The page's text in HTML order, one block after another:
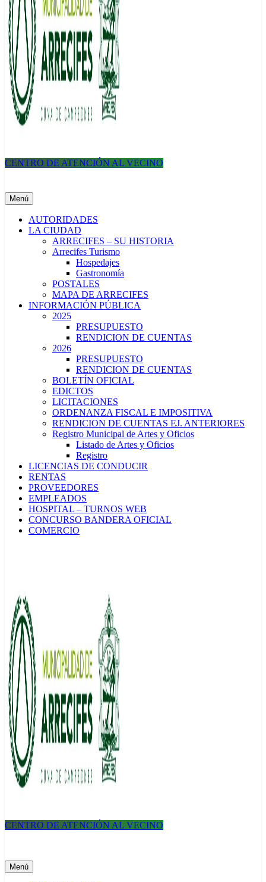
CENTRO DE ATENCIÓN AL VECINO
Menú
AUTORIDADES
LA CIUDAD
ARRECIFES – SU HISTORIA
Arrecifes Turismo
Hospedajes
Gastronomía
POSTALES
MAPA DE ARRECIFES
INFORMACIÓN PÚBLICA
2025
PRESUPUESTO
RENDICION DE CUENTAS
2026
PRESUPUESTO
RENDICION DE CUENTAS
BOLETÍN OFICIAL
EDICTOS
LICITACIONES
ORDENANZA FISCAL E IMPOSITIVA
RENDICION DE CUENTAS EJ. ANTERIORES
Registro Municipal de Artes y Oficios
Listado de Artes y Oficios
Registro
LICENCIAS DE CONDUCIR
RENTAS
PROVEEDORES
EMPLEADOS
HOSPITAL – TURNOS WEB
CONCURSO BANDERA OFICIAL
COMERCIO
CENTRO DE ATENCIÓN AL VECINO
Menú